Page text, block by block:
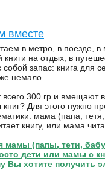
вместе
в метро, в поезде,
на отдых, в
запас: книга для
немало.
300 гр и вмещают
Для этого нужно
мама (папа,
книгу, или мама
мамы (папы, тети,
дети или мамы с
Вы хотите получить